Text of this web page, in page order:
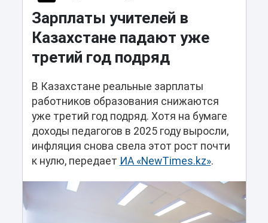
Зарплаты учителей в
Казахстане падают уже
третий год подряд
В Казахстане реальные зарплаты
работников образования снижаются
уже третий год подряд. Хотя на бумаге
доходы педагогов в 2025 году выросли,
инфляция снова свела этот рост почти
к нулю, передает ИА «NewTimes.kz».